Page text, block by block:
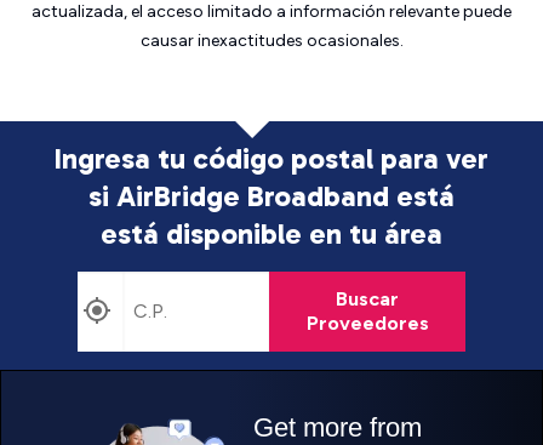
actualizada, el acceso limitado a información relevante puede
causar inexactitudes ocasionales.
Ingresa tu código postal para ver
si AirBridge Broadband está
está disponible en tu área
Buscar
Proveedores